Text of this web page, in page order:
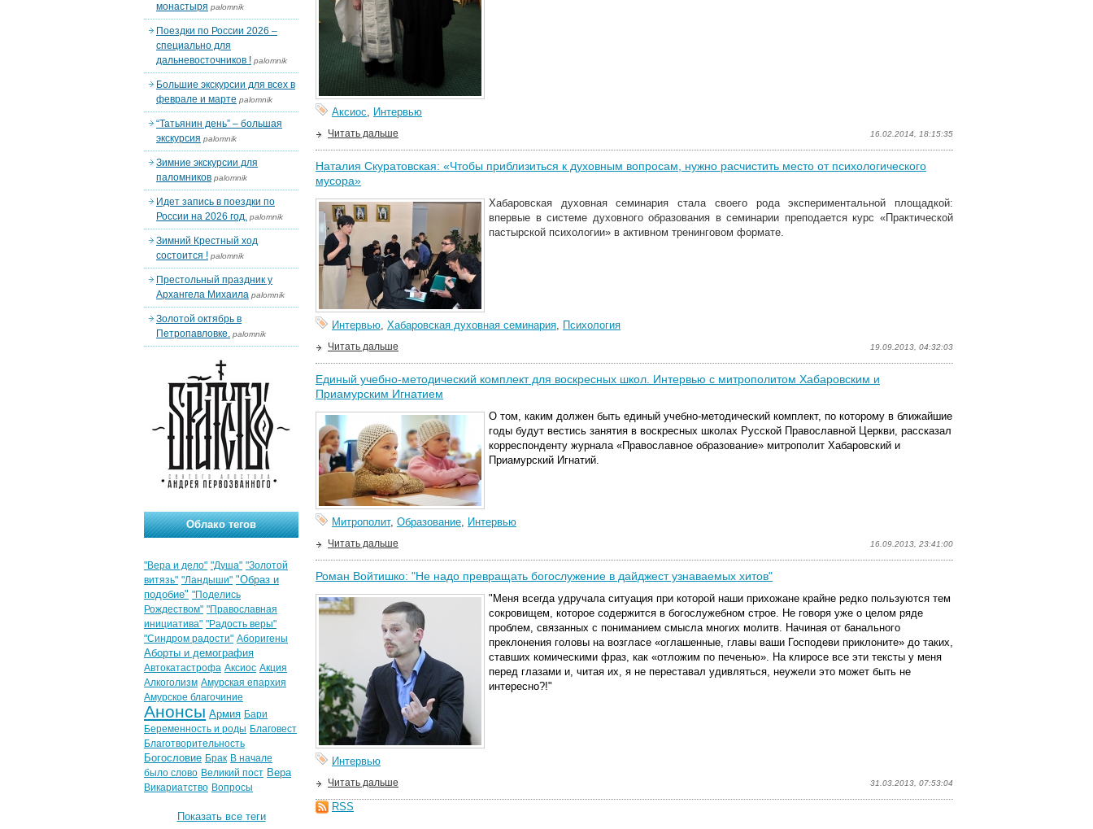
Аксиос, Интервью
16.02.2014, 18:15:35
Читать дальше
Наталия Скуратовская: «Чтобы приблизиться к духовным вопросам, нужно расчистить место от психологического
мусора»
Хабаровская духовная семинария стала своего рода экспериментальной площадкой:
впервые в системе духовного образования в семинарии преподается курс «Практической
пастырской психологии» в активном тренинговом формате.
Интервью, Хабаровская духовная семинария, Психология
19.09.2013, 04:32:03
Читать дальше
Единый учебно-методический комплект для воскресных школ. Интервью с митрополитом Хабаровским и
Приамурским Игнатием
О том, каким должен быть единый учебно-методический комплект, по которому в ближайшие
годы будут вестись занятия в воскресных школах Русской Православной Церкви, рассказал
корреспонденту журнала «Православное образование» митрополит Хабаровский и
Приамурский Игнатий.
Митрополит, Образование, Интервью
16.09.2013, 23:41:00
Читать дальше
Роман Войтишко: "Не надо превращать богослужение в дайджест узнаваемых хитов"
"Меня всегда удручала ситуация при которой наши прихожане крайне редко пользуются тем
сокровищем, которое содержится в богослужебном строе. Не говоря уже о целом ряде
проблем, связанных с пониманием смысла многих молитв. Начиная от банального
преклонения головы на возгласе «оглашенные, главы ваши Господеви приклоните» до таких,
ставших комическими фраз, как «отложим по печенью». На клиросе все эти тексты у меня
перед глазами и, читая их, я не переставал удивляться, неужели это может быть не
интересно?!"
Интервью
31.03.2013, 07:53:04
Читать дальше
RSS
монастыря palomnik
Поездки по России 2026 –
специально для
дальневосточников ! palomnik
Большие экскурсии для всех в
феврале и марте palomnik
“Татьянин день” – большая
экскурсия palomnik
Зимние экскурсии для
паломников palomnik
Идет запись в поездки по
России на 2026 год. palomnik
Зимний Крестный ход
состоится ! palomnik
Престольный праздник у
Архангела Михаила palomnik
Золотой октябрь в
Петропавловке. palomnik
Облако тегов
"Вера и дело" "Душа" "Золотой
витязь" "Ландыши" "Образ и
подобие" "Поделись
Рождеством" "Православная
инициатива" "Радость веры"
"Синдром радости" Аборигены
Аборты и демография
Автокатастрофа Аксиос Акция
Алкоголизм Амурская епархия
Амурское благочиние
Анонсы Армия Бари
Беременность и роды Благовест
Благотворительность
Богословие Брак В начале
было слово Великий пост Вера
Викариатство Вопросы
Показать все теги